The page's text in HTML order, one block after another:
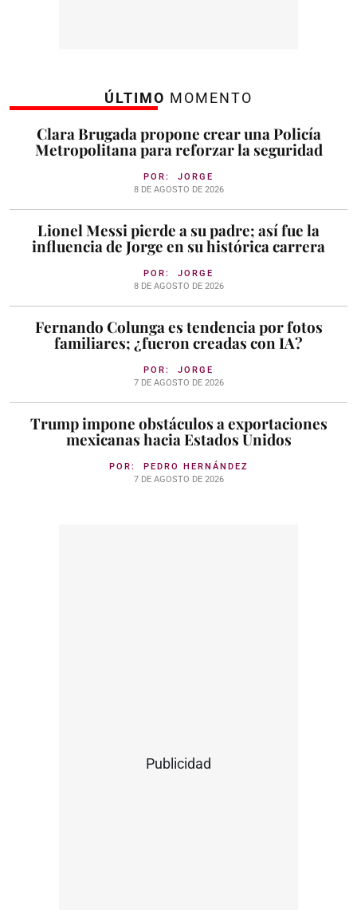
ÚLTIMO MOMENTO
Clara Brugada propone crear una Policía
Metropolitana para reforzar la seguridad
POR: JORGE
8 DE AGOSTO DE 2026
Lionel Messi pierde a su padre; así fue la
influencia de Jorge en su histórica carrera
POR: JORGE
8 DE AGOSTO DE 2026
Fernando Colunga es tendencia por fotos
familiares; ¿fueron creadas con IA?
POR: JORGE
7 DE AGOSTO DE 2026
Trump impone obstáculos a exportaciones
mexicanas hacia Estados Unidos
POR: PEDRO HERNÁNDEZ
7 DE AGOSTO DE 2026
Publicidad